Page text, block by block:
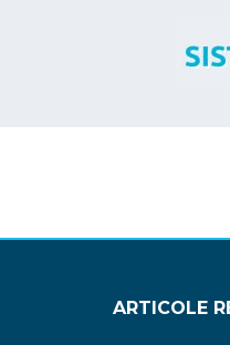
ARTICOLE